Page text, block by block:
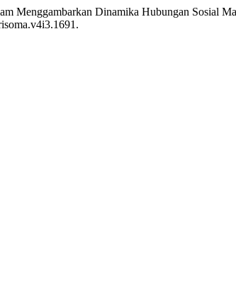
Menggambarkan Dinamika Hubungan Sosial